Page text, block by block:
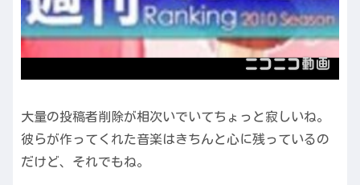
大量の投稿者削除が相次いでいてちょっと寂しいね。
彼らが作ってくれた音楽はきちんと心に残っているの
だけど、それでもね。